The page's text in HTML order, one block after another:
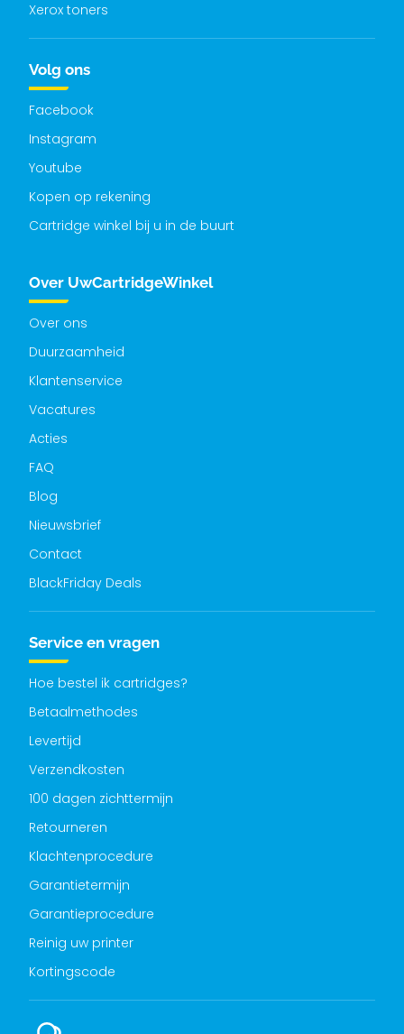
Xerox toners
Volg ons
Facebook
Instagram
Youtube
Kopen op rekening
Cartridge winkel bij u in de buurt
Over UwCartridgeWinkel
Over ons
Duurzaamheid
Klantenservice
Vacatures
Acties
FAQ
Blog
Nieuwsbrief
Contact
BlackFriday Deals
Service en vragen
Hoe bestel ik cartridges?
Betaalmethodes
Levertijd
Verzendkosten
100 dagen zichttermijn
Retourneren
Klachtenprocedure
Garantietermijn
Garantieprocedure
Reinig uw printer
Kortingscode